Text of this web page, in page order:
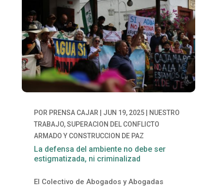
POR PRENSA CAJAR JUN 19, 2025|
NUESTRO
TRABAJO,SUPERACION DEL CONFLICTO
ARMADO Y CONSTRUCCION DE PAZ
La defensa del ambiente no debe ser
estigmatizada, ni criminalizad
El Colectivo de Abogados y Abogadas